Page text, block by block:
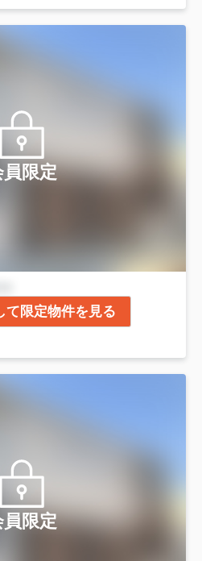
員限定
て限定物件を見る
員限定